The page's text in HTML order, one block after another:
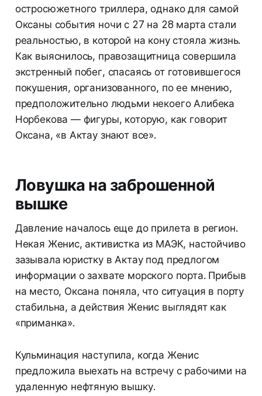
остросюжетного триллера, однако для самой
Оксаны события ночи с 27 на 28 марта стали
реальностью, в которой на кону стояла жизнь.
Как выяснилось, правозащитница совершила
экстренный побег, спасаясь от готовившегося
покушения, организованного, по ее мнению,
предположительно людьми некоего Алибека
Норбекова — фигуры, которую, как говорит
Оксана, «в Актау знают все».
Ловушка на заброшенной
вышке
Давление началось еще до прилета в регион.
Некая Женис, активистка из МАЭК, настойчиво
зазывала юристку в Актау под предлогом
информации о захвате морского порта. Прибыв
на место, Оксана поняла, что ситуация в порту
стабильна, а действия Женис выглядят как
«приманка».
Кульминация наступила, когда Женис
предложила выехать на встречу с рабочими на
удаленную нефтяную вышку.